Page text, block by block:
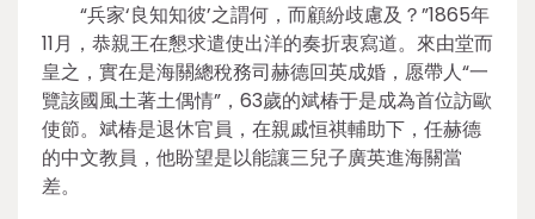
“兵家‘良知知彼’之謂何，而顧紛歧慮及？”1865年
11月，恭親王在懇求遣使出洋的奏折衷寫道。來由堂而
皇之，實在是海關總稅務司赫德回英成婚，愿帶人“一
覽該國風土著土偶情”，63歲的斌椿于是成為首位訪歐
使節。斌椿是退休官員，在親戚恒祺輔助下，任赫德
的中文教員，他盼望是以能讓三兒子廣英進海關當
差。